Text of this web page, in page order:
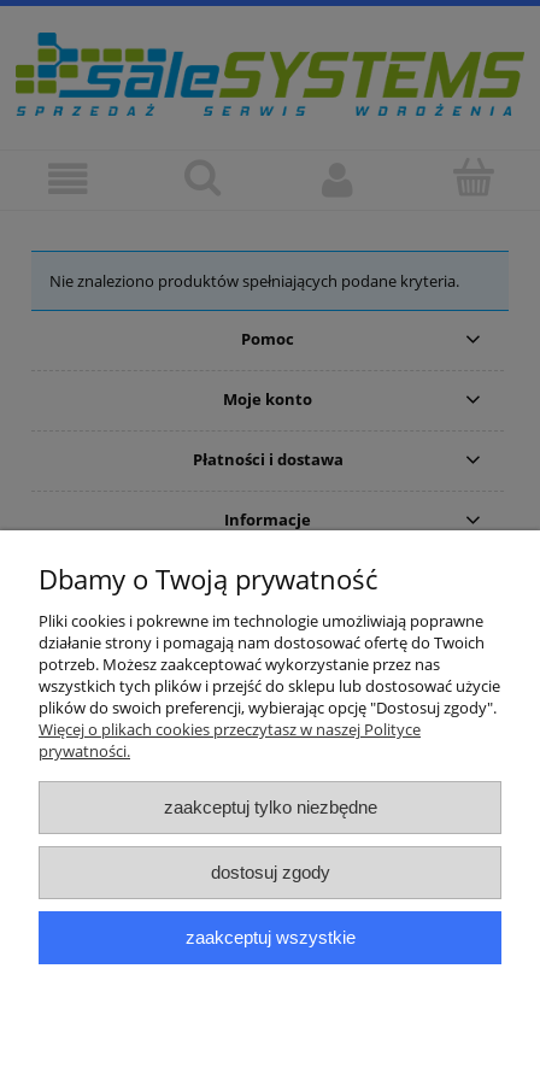
Nie znaleziono produktów spełniających podane kryteria.
Pomoc
Moje konto
Płatności i dostawa
Informacje
O nas
pokaż pełną wersję strony
Sklep internetowy Shoper.pl
Dbamy o Twoją prywatność
Pliki cookies i pokrewne im technologie umożliwiają poprawne
działanie strony i pomagają nam dostosować ofertę do Twoich
potrzeb. Możesz zaakceptować wykorzystanie przez nas
wszystkich tych plików i przejść do sklepu lub dostosować użycie
plików do swoich preferencji, wybierając opcję "Dostosuj zgody".
Więcej o plikach cookies przeczytasz w naszej Polityce
prywatności.
zaakceptuj tylko niezbędne
dostosuj zgody
zaakceptuj wszystkie